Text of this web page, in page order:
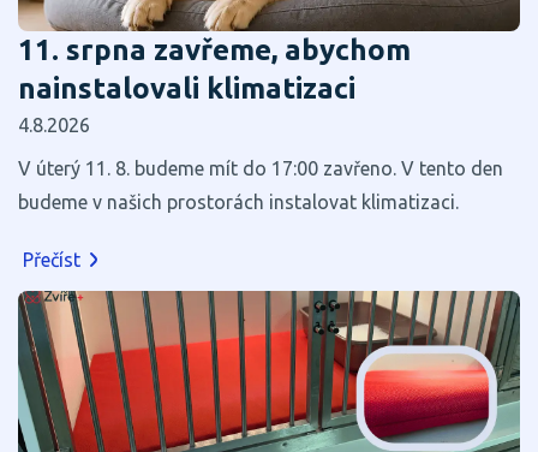
11. srpna zavřeme, abychom
nainstalovali klimatizaci
4.8.2026
V úterý 11. 8. budeme mít do 17:00 zavřeno. V tento den
budeme v našich prostorách instalovat klimatizaci.
Přečíst